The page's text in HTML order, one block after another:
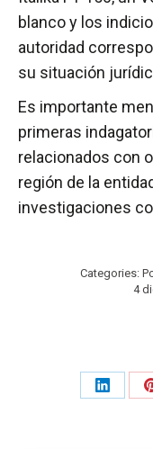
blanco y los
autoridad
su situación
Es importante
primeras
relacionados con
región de la
investigaciones
Categories:
4
Share